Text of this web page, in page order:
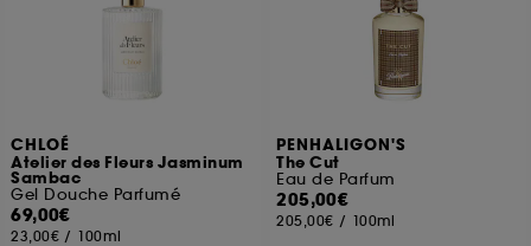
CHLOÉ
Atelier des Fleurs Jasminum
Sambac
Gel Douche Parfumé
69,00€
23,00€ / 100ml
PENHALIGON'S
The Cut
Eau de Parfum
205,00€
205,00€ / 100ml